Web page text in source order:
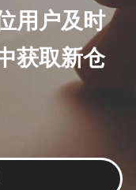
用户及时
获取新仓